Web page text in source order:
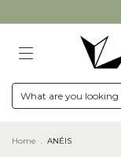
Home . ANÉIS